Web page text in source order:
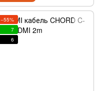
−55%
7
6